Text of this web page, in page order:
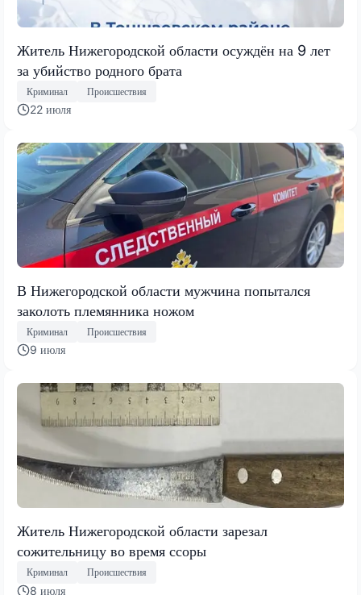
Житель Нижегородской области осуждён на 9 лет
за убийство родного брата
Криминал Происшествия
22 июля
В Нижегородской области мужчина попытался
заколоть племянника ножом
Криминал Происшествия
9 июля
Житель Нижегородской области зарезал
сожительницу во время ссоры
Криминал Происшествия
8 июля